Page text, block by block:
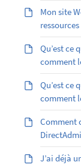
Mon site
Qu’est ce
comment
Qu’est ­ce
comment
Comment
J’ai déjà